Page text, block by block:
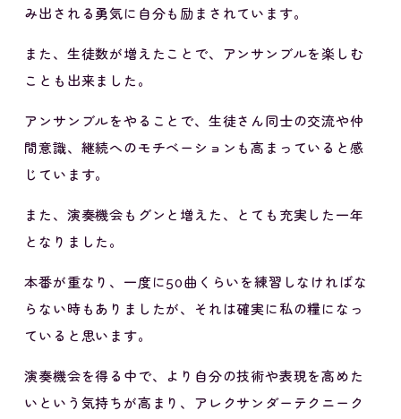
み出される勇気に自分も励まされています。
また、生徒数が増えたことで、アンサンブルを楽しむ
ことも出来ました。
アンサンブルをやることで、生徒さん同士の交流や仲
間意識、継続へのモチベーションも高まっていると感
じています。
また、演奏機会もグンと増えた、とても充実した一年
となりました。
本番が重なり、一度に50曲くらいを練習しなければな
らない時もありましたが、それは確実に私の糧になっ
ていると思います。
演奏機会を得る中で、より自分の技術や表現を高めた
いという気持ちが高まり、アレクサンダーテクニーク